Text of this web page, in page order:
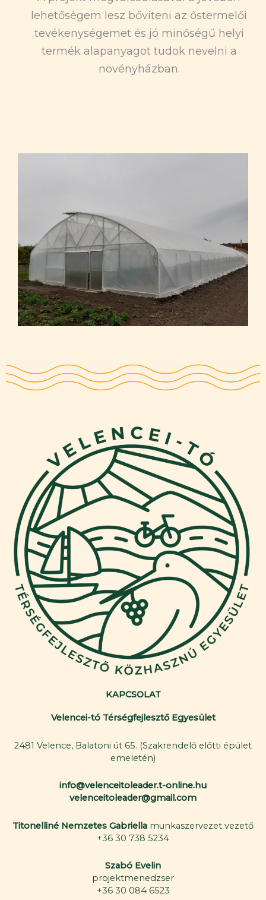
lehetőségem lesz bővíteni az őstermelői
tevékenységemet és jó minőségű helyi
termék alapanyagot tudok nevelni a
növényházban.
KAPCSOLAT
Velencei-tó Térségfejlesztő Egyesület
2481 Velence, Balatoni út 65. (Szakrendelő előtti épület
emeletén)
info@velenceitoleader.t-online.hu
velenceitoleader@gmail.com
Titonelliné Nemzetes Gabriella munkaszervezet vezető
+36 30 738 5234
Szabó Evelin
projektmenedzser
+36 30 084 6523